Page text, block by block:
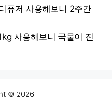
퓨저 사용해보니 2주간
사용해보니 국물이 진
© 2026